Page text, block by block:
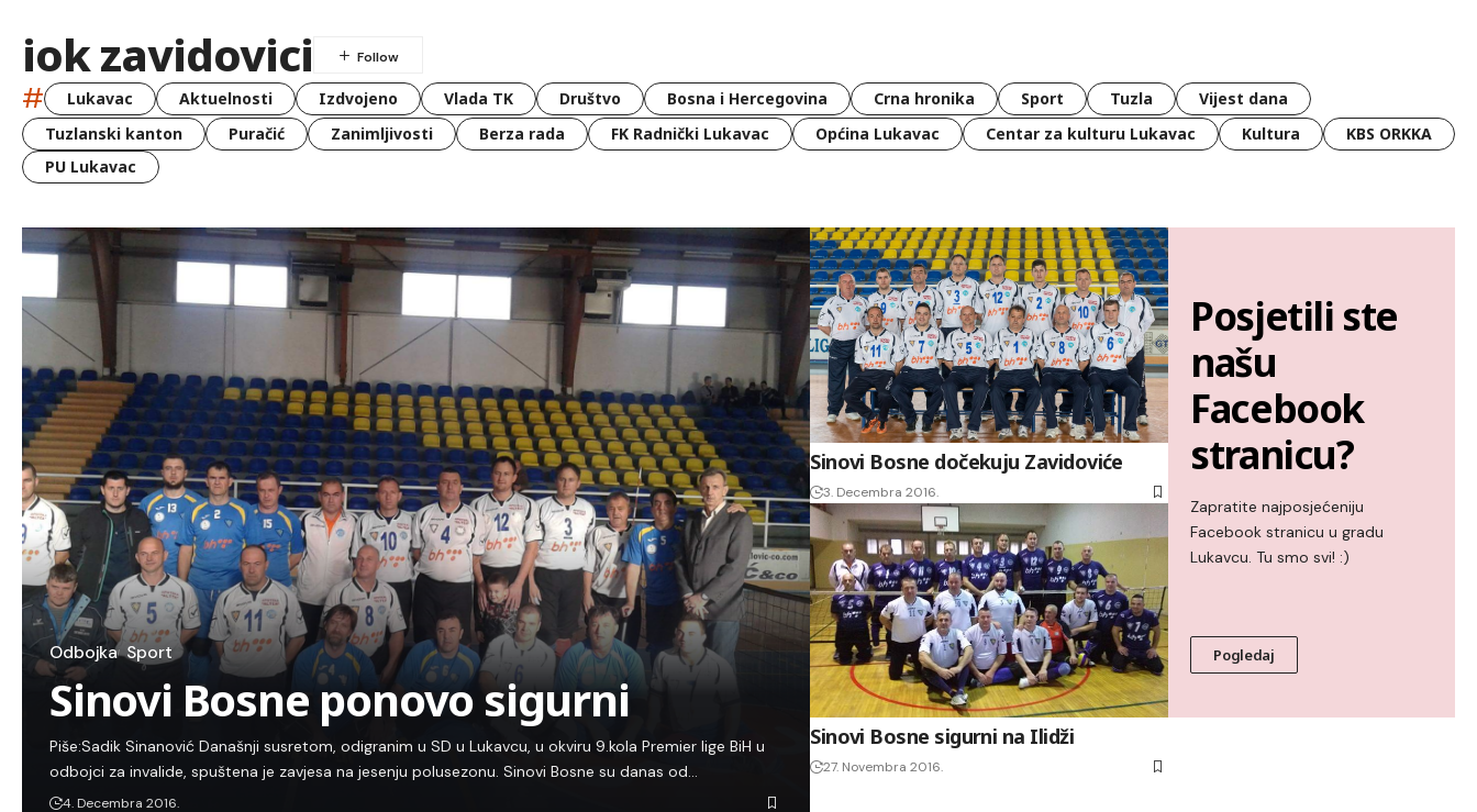
iok zavidovici
# Lukavac Aktuelnosti Izdvojeno Vlada TK Društvo Bosna i Hercegovina Crna hronika Sport Tuzla
Vijest dana
Tuzlanski kanton
Puračić Zanimljivosti Berza rada FK Radnički Lukavac Općina Lukavac Centar za kulturu Lukavac Kultura
KBS ORKKA
PU Lukavac
Odbojka Sport
Sinovi Bosne ponovo sigurni
Piše:Sadik Sinanović Današnji susretom, odigranim u SD u Lukavcu, u okviru 9.kola Premier lige BiH u
odbojci za invalide, spuštena je zavjesa na jesenju polusezonu. Sinovi Bosne su danas od…
4. Decembra 2016.
Sinovi Bosne dočekuju Zavidoviće
3. Decembra 2016.
Sinovi Bosne sigurni na Ilidži
27. Novembra 2016.
Posjetili ste
našu
Facebook
stranicu?
Zapratite najposjećeniju
Facebook stranicu u gradu
Lukavcu. Tu smo svi! :)
Pogledaj